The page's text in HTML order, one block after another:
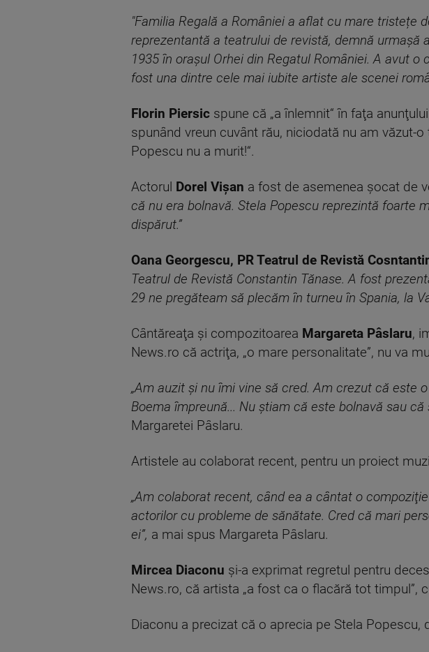
"Familia Regală a României a aflat cu mare tristețe
reprezentantă a teatrului de revistă, demnă urmașă
1935 în orașul Orhei din Regatul României. A avut
fost una dintre cele mai iubite artiste ale scenei
Florin Piersic spune că „a înlemnit“ în faţa
spunând vreun cuvânt rău, niciodată nu am văzut-
Popescu nu a murit!“.
Actorul Dorel Vișan a fost de asemenea șocat de
că nu era bolnavă. Stela Popescu reprezintă foarte
dispărut.”
Oana Georgescu, PR Teatrul de Revistă
Teatrul de Revistă Constantin Tănase. A fost
29 ne pregăteam să plecăm în turneu în Spania, la
Cântăreaţa şi compozitoarea Margareta Pâslaru,
News.ro că actriţa, „o mare personalitate”, nu va
„Am auzit şi nu îmi vine să cred. Am crezut că este
Boema împreună... Nu ştiam că este bolnavă sau
Margaretei Pâslaru.
Artistele au colaborat recent, pentru un proiect
„Am colaborat recent, când ea a cântat o
actorilor cu probleme de sănătate. Cred că mari
ei”, a mai spus Margareta Pâslaru.
Mircea Diaconu şi-a exprimat regretul pentru
News.ro, că artista „a fost ca o flacără tot timpul”,
Diaconu a precizat că o aprecia pe Stela